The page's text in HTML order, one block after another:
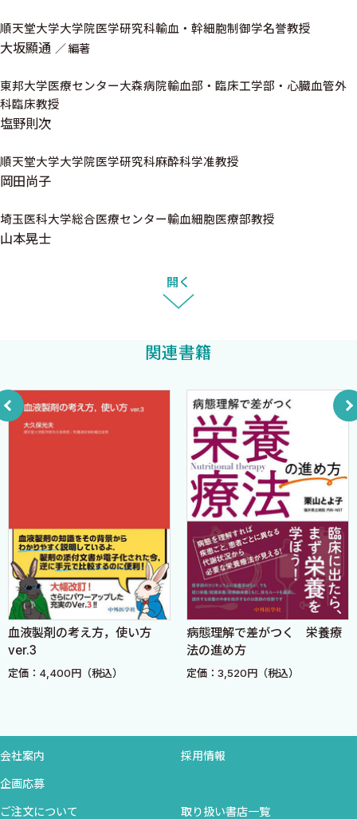
の3部構成です．第I部医師編は，分野別とシチュエーション別に分
け，シチュエーション別の方はAMED研究班の先生方との共著とな
を記載しています．第I部と第II部の本文において，100の設問に関
連するキーワードを赤字で示し，第III部を参照できるようにしまし
た．第III部ミニキーワード集は，キーワードに付けた番号
て，各設問の記載に重複する部分がありますが，Q&A毎に読まれ
主眼をおいており，個々の病態に関する記述は必要最小限にとど
めておりますので，必要な場合には他書を参照していただければ
臨床現場において輸血療法を行う上で迷った場合などに，本書
本書の発刊にあたり，企画の段階から完成に至るまでご尽力いた
いたします．また，挫折しそうになった時に励ましてくれた家族
なしに，本書は完成しませんでした．改めて感謝の意を表したいと
思います．
2021年7月，コロナ禍の終息を願いつつ…
Q008 患者家族から生後1カ月の子どもの血液型を調べてほ
しいと言われた
Q009 輸血の説明中に，患者から放射線を照射した血液製
剤を輸血しても大丈夫かと言われた
Q010 輸血を予定している患者の入院時検査で寒冷凝集素
Q011 輸血部門の臨床検査技師から輸血オーダを修正する
ように言われた
1-2．外科系〈大坂顯通〉
Q012 手術用準備血は十分過ぎるほど用意すべきか
Q015 指導医から院内採血の新鮮血を申込むように言われ
Q016 手術に際して，輸血は行わないでほしいと言われた
Q017 自分の血液で手術をしたいと言われた
Q018 自己血を800mL貯血した患者の輸血の申込みに際し
て，手術用準備血は自己血製剤のみオーダすれば良いか
Q019 Hb値9.0g/dLと貧血を認めるが，自己血貯血を行う
Q020 自己血の採血中に，患者の顔が青ざめ冷汗が出てき
Q021 自己血を800mL貯血したが，予定した手術日が延期
になった
Q022 自己血貯血を行った患者が他院で手術をすることに
なった
Q023 回収式自己血輸血はどのように行うのか
Q024 希釈式自己血輸血は有効か
Q028 輸血後に血液生化学検査で血清カリウム濃度が増加
した
順天堂大学大学院医学研究科輸血・幹細胞制御学名誉教授
大坂顯通 編著
東邦大学医療センター大森病院輸血部・臨床工学部・心臓血管外
科臨床教授
塩野則次
順天堂大学大学院医学研究科麻酔科学准教授
岡田尚子
埼玉医科大学総合医療センター輸血細胞医療部教授
山本晃士
開く
関連書籍
血液製剤の考え方，使い方
ver.3
定価：4,400円（税込）
病態理解で差がつく 栄養療
法の進め方
定価：3,520円（税込）
会社案内 採用情報
企画応募
ご注文について 取り扱い書店一覧